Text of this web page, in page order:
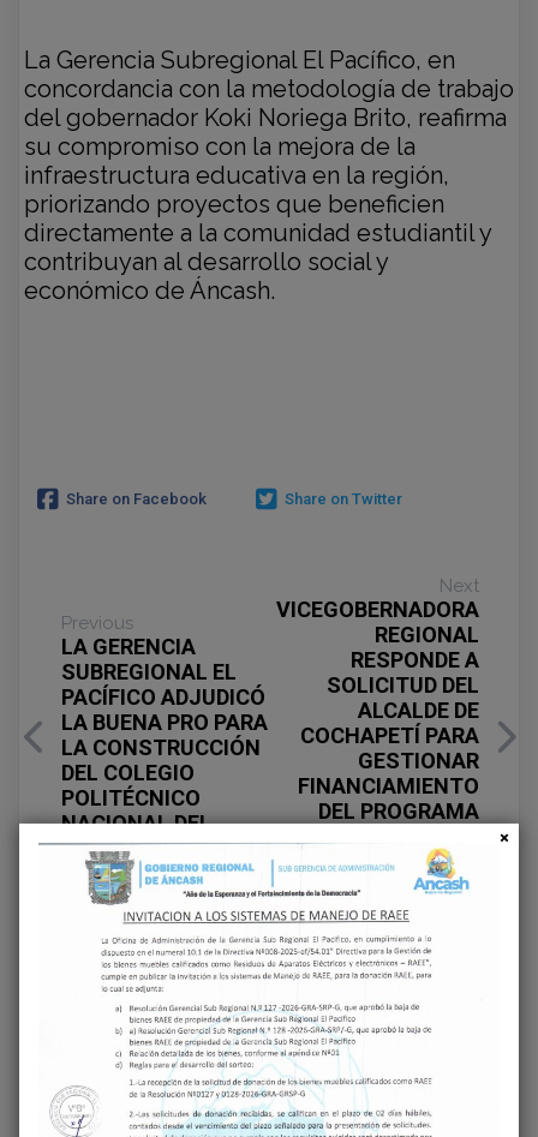
La Gerencia Subregional El Pacífico, en
concordancia con la metodología de trabajo
del gobernador Koki Noriega Brito, reafirma
su compromiso con la mejora de la
infraestructura educativa en la región,
priorizando proyectos que beneficien
directamente a la comunidad estudiantil y
contribuyan al desarrollo social y
económico de Áncash.
Share on Facebook Share on Twitter
Previous
LA GERENCIA
SUBREGIONAL EL
PACÍFICO ADJUDICÓ
LA BUENA PRO PARA
LA CONSTRUCCIÓN
DEL COLEGIO
POLITÉCNICO
NACIONAL DEL
SANTA
Next
VICEGOBERNADORA
REGIONAL
RESPONDE A
SOLICITUD DEL
ALCALDE DE
COCHAPETÍ PARA
GESTIONAR
FINANCIAMIENTO
DEL PROGRAMA
PARA OBRAS EN SU
DISTRITO
Deja una respuesta